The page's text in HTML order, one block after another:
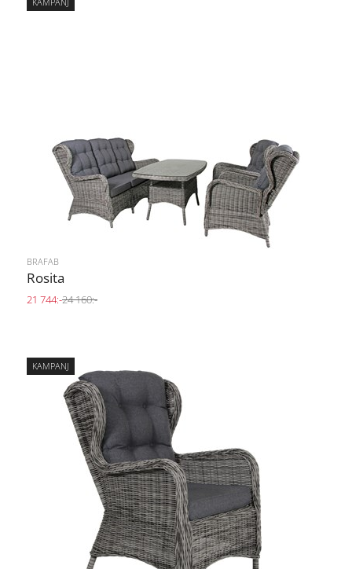
BRAFAB
Rosita
21 744:-24 160:-
KAMPANJ